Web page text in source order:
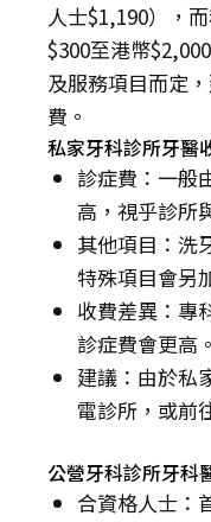
人士$1,190），
$300至港幣
及服務項目而定
費。
私家牙科診所牙醫
診症費：一般
高，視乎診所
其他項目：洗
特殊項目會另
收費差異：專
診症費會更高。
建議：由於私
電診所，或前
公營牙科診所牙科
合資格人士：